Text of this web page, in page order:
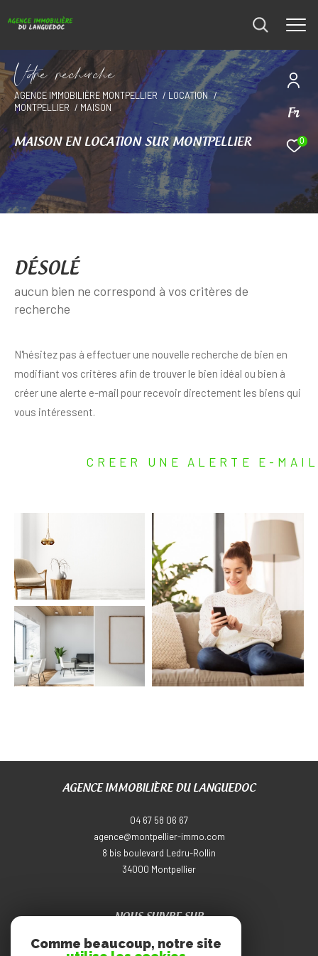
Fr
0
Vore recece
AGENCE IMMOBILIÈRE MONTPELLIER
LOCATION
MONTPELLIER
MAISON
MAISON EN LOCATION SUR MONTPELLIER
DÉSOLÉ
aucun bien ne correspond à vos critères de
recherche
N'hésitez pas à effectuer une nouvelle recherche de bien en
modifiant vos critères afin de trouver le bien idéal ou bien à
créer une alerte e-mail pour recevoir directement les biens qui
vous intéressent.
CREER UNE ALERTE E-
AGENCE IMMOBILIÈRE DU LANGUEDOC
04 67 58 06 67
agence@montpellier-immo.com
8 bis boulevard Ledru-Rollin
34000
montpellier
NOUS SUIVRE SUR
Comme beaucoup, notre site